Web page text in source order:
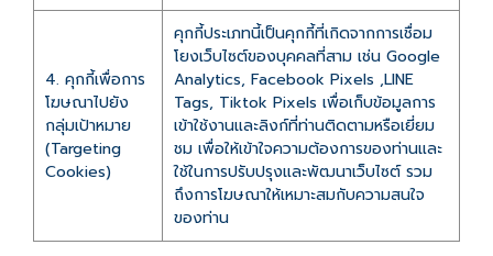
4. คุกกี้เพื่อการ
โฆษณาไปยัง
กลุ่มเป้าหมาย
(Targeting
Cookies)
คุกกี้ประเภทนี้เป็นคุกกี้ที่เกิดจากการเชื่อม
โยงเว็บไซต์ของบุคคลที่สาม เช่น Google
Analytics, Facebook Pixels ,LINE
Tags, Tiktok Pixels เพื่อเก็บข้อมูลการ
เข้าใช้งานและลิงก์ที่ท่านติดตามหรือเยี่ยม
ชม เพื่อให้เข้าใจความต้องการของท่านและ
ใช้ในการปรับปรุงและพัฒนาเว็บไซต์ รวม
ถึงการโฆษณาให้เหมาะสมกับความสนใจ
ของท่าน